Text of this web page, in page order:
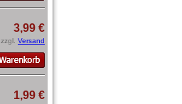
3,99 €
zzgl. Versand
1,99 €